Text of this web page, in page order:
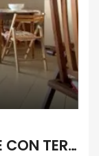
14V – VADA, MONOLOCALE CON TERRAZZA